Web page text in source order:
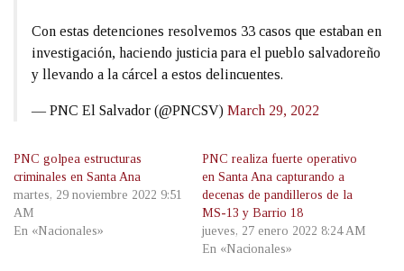
Con estas detenciones resolvemos 33 casos que estaban en
investigación, haciendo justicia para el pueblo salvadoreño
y llevando a la cárcel a estos delincuentes.
— PNC El Salvador (@PNCSV) March 29, 2022
PNC golpea estructuras
criminales en Santa Ana
martes, 29 noviembre 2022 9:51
AM
En «Nacionales»
PNC realiza fuerte operativo
en Santa Ana capturando a
decenas de pandilleros de la
MS-13 y Barrio 18
jueves, 27 enero 2022 8:24 AM
En «Nacionales»